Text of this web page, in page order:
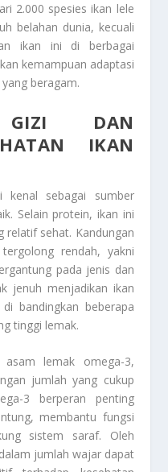
2.000 spesies ikan lele
belahan dunia, kecuali
ikan ini di berbagai
kemampuan adaptasi
beragam.
GIZI DAN
IKAN
sebagai sumber
Selain protein, ikan ini
relatif sehat. Kandungan
rendah, yakni
pada jenis dan
jenuh menjadikan ikan
bandingkan beberapa
tinggi lemak.
lemak omega-3,
jumlah yang cukup
3 berperan penting
membantu fungsi
sistem saraf. Oleh
jumlah wajar dapat